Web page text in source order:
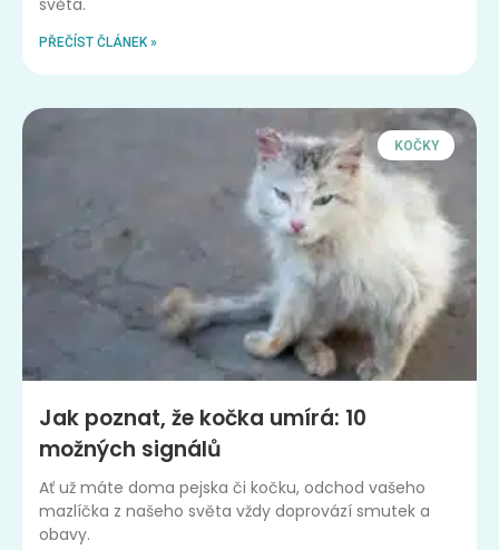
světa.
PŘEČÍST ČLÁNEK »
KOČKY
Jak poznat, že kočka umírá: 10
možných signálů
Ať už máte doma pejska či kočku, odchod vašeho
mazlíčka z našeho světa vždy doprovází smutek a
obavy.